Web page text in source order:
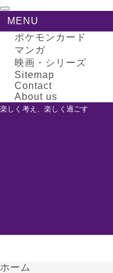
MENU
ポケモンカード
マンガ
映画・シリーズ
Sitemap
Contact
About us
楽しく考え、楽しく過ごす
ホーム